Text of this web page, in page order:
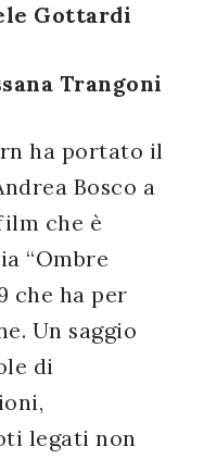
Gottardi
Trangoni
ha portato il
Bosco a
che è
“Ombre
che ha per
Un saggio
di
legati non